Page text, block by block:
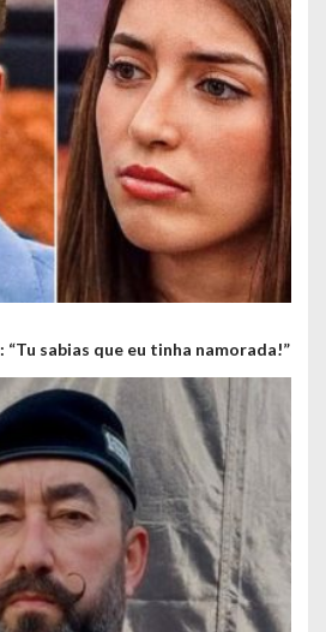
“Tu sabias que eu tinha namorada!”